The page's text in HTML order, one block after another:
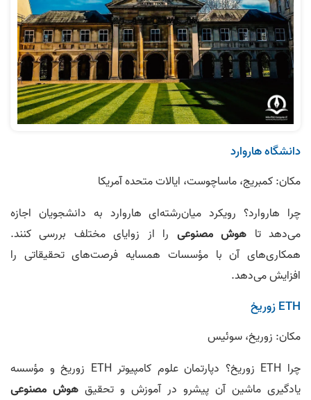
دانشگاه هاروارد
مکان: کمبریج، ماساچوست، ایالات متحده آمریکا
چرا هاروارد؟ رویکرد میان‌رشته‌ای هاروارد به دانشجویان اجازه
می‌دهد تا هوش مصنوعی را از زوایای مختلف بررسی کنند.
همکاری‌های آن با مؤسسات همسایه فرصت‌های تحقیقاتی را
افزایش می‌دهد.
ETH زوریخ
مکان: زوریخ، سوئیس
چرا ETH زوریخ؟ دپارتمان علوم کامپیوتر ETH زوریخ و مؤسسه
یادگیری ماشین آن پیشرو در آموزش و تحقیق هوش مصنوعی